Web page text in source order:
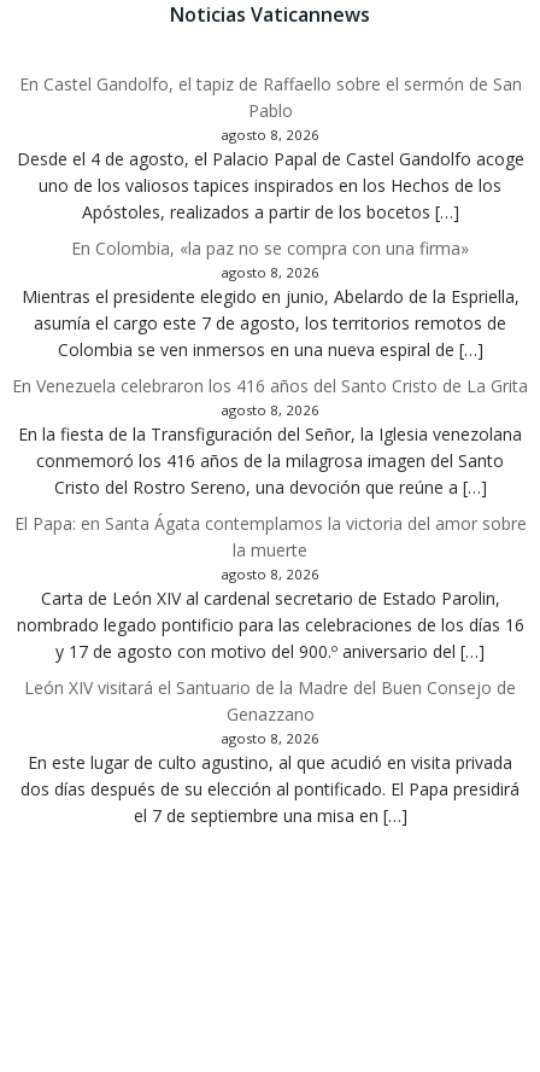
Noticias Vaticannews
En Castel Gandolfo, el tapiz de Raffaello sobre el sermón de San
Pablo
agosto 8, 2026
Desde el 4 de agosto, el Palacio Papal de Castel Gandolfo acoge
uno de los valiosos tapices inspirados en los Hechos de los
Apóstoles, realizados a partir de los bocetos […]
En Colombia, «la paz no se compra con una firma»
agosto 8, 2026
Mientras el presidente elegido en junio, Abelardo de la Espriella,
asumía el cargo este 7 de agosto, los territorios remotos de
Colombia se ven inmersos en una nueva espiral de […]
En Venezuela celebraron los 416 años del Santo Cristo de La Grita
agosto 8, 2026
En la fiesta de la Transfiguración del Señor, la Iglesia venezolana
conmemoró los 416 años de la milagrosa imagen del Santo
Cristo del Rostro Sereno, una devoción que reúne a […]
El Papa: en Santa Ágata contemplamos la victoria del amor sobre
la muerte
agosto 8, 2026
Carta de León XIV al cardenal secretario de Estado Parolin,
nombrado legado pontificio para las celebraciones de los días 16
y 17 de agosto con motivo del 900.º aniversario del […]
León XIV visitará el Santuario de la Madre del Buen Consejo de
Genazzano
agosto 8, 2026
En este lugar de culto agustino, al que acudió en visita privada
dos días después de su elección al pontificado. El Papa presidirá
el 7 de septiembre una misa en […]